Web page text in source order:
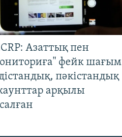
Азаттық пен
фейк шағым
пәкістандық
арқылы